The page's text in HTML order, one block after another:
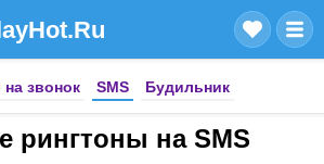
звонок SMS Будильник
рингтоны на SMS